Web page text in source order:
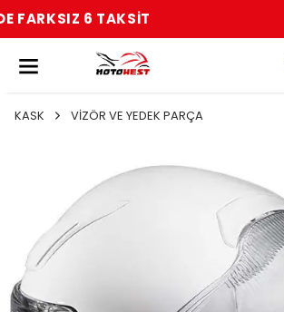
VADE FARKSIZ 6 TAKSİT
KASK VİZÖR VE YEDEK PARÇA